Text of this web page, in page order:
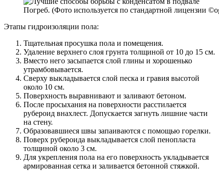
Погреб. (Фото используется по стандартной лицензии
Этапы гидроизоляции пола:
Тщательная просушка пола и помещения.
Удаление верхнего слоя грунта толщиной от 10 до 15 см.
Вместо него засыпается слой глины и хорошенько
утрамбовывается.
Сверху выкладывается слой песка и гравия высотой
около 10 см.
Поверхность выравнивают и заливают бетоном.
После просыхания на поверхности расстилается
рубероид внахлест. Допускается загнуть лишние части
на стену.
Образовавшиеся швы запаиваются с помощью горелки.
Поверх рубероида выкладывается слой пенопласта
толщиной около 3 см.
Для укрепления пола на его поверхность укладывается
армированная сетка и заливается бетонной стяжкой.